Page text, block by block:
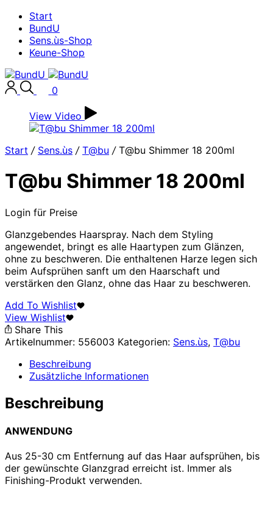
Start
BundU
Sens.ùs-Shop
Keune-Shop
0
View Video
Start / Sens.ùs / T@bu /T@bu Shimmer 18 200ml
T@bu Shimmer 18 200ml
Login für Preise
Glanzgebendes Haarspray. Nach dem Styling
angewendet, bringt es alle Haartypen zum Glänzen,
ohne zu beschweren. Die enthaltenen Harze legen sich
beim Aufsprühen sanft um den Haarschaft und
verstärken den Glanz, ohne das Haar zu beschweren.
Add To Wishlist
View Wishlist
Share This
Artikelnummer: 556003 Kategorien: Sens.ùs, T@bu
Beschreibung
Zusätzliche Informationen
Beschreibung
ANWENDUNG
Aus 25-30 cm Entfernung auf das Haar aufsprühen, bis
der gewünschte Glanzgrad erreicht ist. Immer als
Finishing-Produkt verwenden.